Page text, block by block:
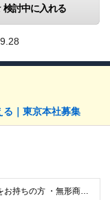
検討中に入れる
る｜東京本社募集
◆以下のいずれかの経験をお持ちの方 ・無形商材での法人営業経験（業界・業種・不問）※目安3年以上※ ・顧客に提案することで潜在ニーズを見出す営業活動をしてきた経験（課題解決型の提案営業） 【求める人